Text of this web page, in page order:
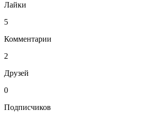
Лайки
5
Комментарии
2
Друзей
0
Подписчиков